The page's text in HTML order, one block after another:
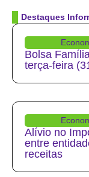
Destaques
Bolsa
terça-feira
Alívio no
entre
receitas